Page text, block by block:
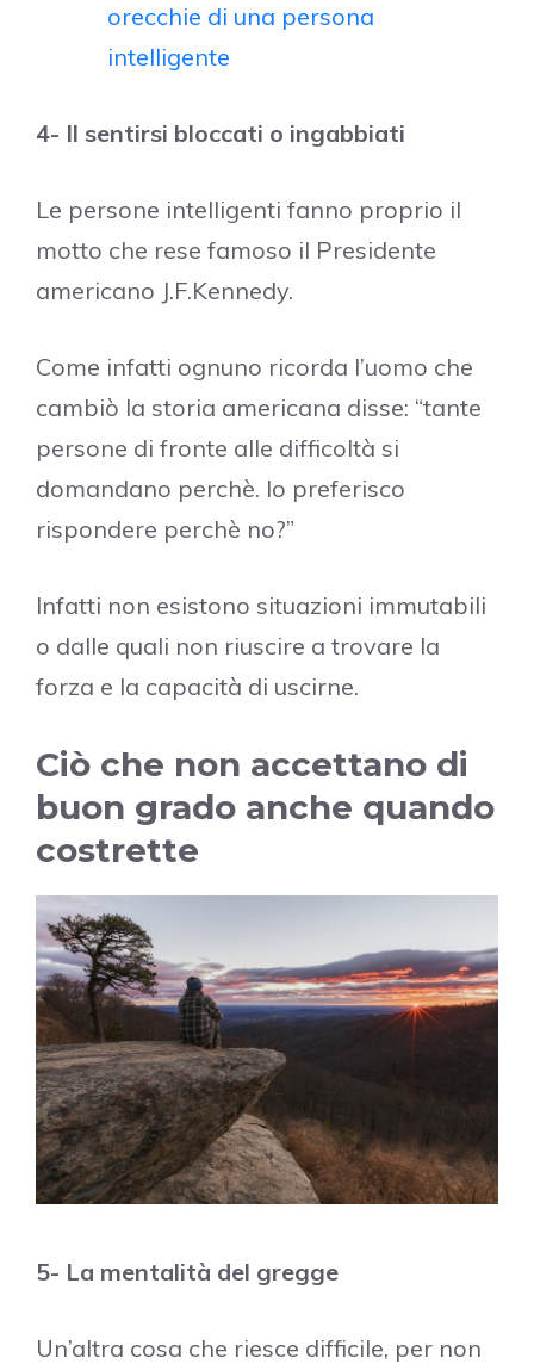
orecchie di una persona
intelligente
4- Il sentirsi bloccati o ingabbiati
Le persone intelligenti fanno proprio il
motto che rese famoso il Presidente
americano J.F.Kennedy.
Come infatti ognuno ricorda l’uomo che
cambiò la storia americana disse: “tante
persone di fronte alle difficoltà si
domandano perchè. Io preferisco
rispondere perchè no?”
Infatti non esistono situazioni immutabili
o dalle quali non riuscire a trovare la
forza e la capacità di uscirne.
Ciò che non accettano di
buon grado anche quando
costrette
5- La mentalità del gregge
Un’altra cosa che riesce difficile, per non